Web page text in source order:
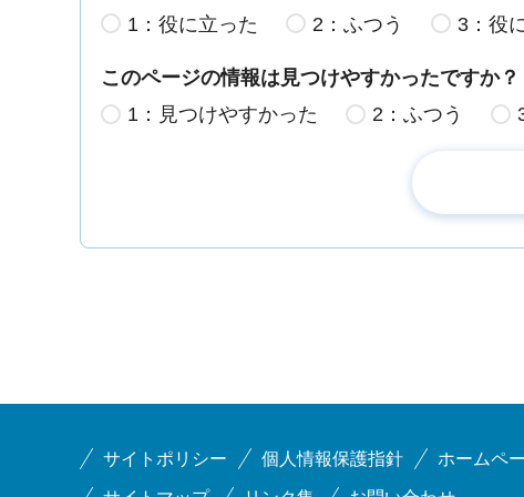
1：役に立った 2：ふつう 3：役
このページの情報は見つけやすかったですか？
1：見つけやすかった
2：ふつう
サイトポリシー 個人情報保護指針 ホームペ